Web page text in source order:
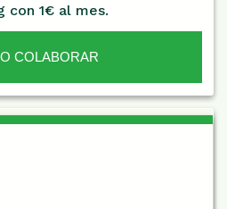
con 1€ al mes.
COLABORAR